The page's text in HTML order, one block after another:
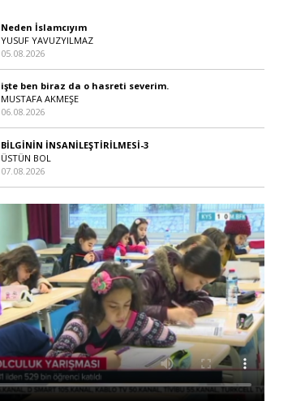
Neden İslamcıyım
YUSUF YAVUZYILMAZ
05.08.2026
işte ben biraz da o hasreti severim.
MUSTAFA AKMEŞE
06.08.2026
BİLGİNİN İNSANİLEŞTİRİLMESİ-3
ÜSTÜN BOL
07.08.2026